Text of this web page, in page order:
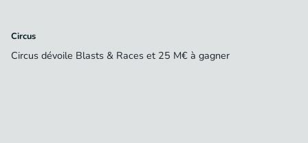
Circus
Circus dévoile Blasts & Races et 25 M€ à gagner